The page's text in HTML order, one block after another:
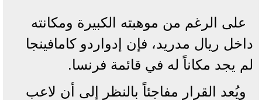
على الرغم من موهبته الكبيرة ومكانته
داخل ريال مدريد، فإن إدواردو كامافينجا
لم يجد مكاناً له في قائمة فرنسا.
ويُعد القرار مفاجئاً بالنظر إلى أن لاعب